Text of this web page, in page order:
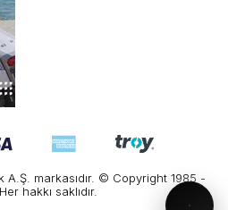
A.Ş. markasıdır. © Copyright 1985 -
hakkı saklıdır.